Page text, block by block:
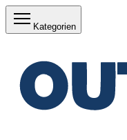
Kategorien